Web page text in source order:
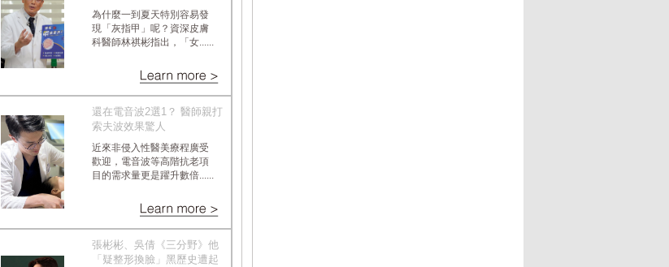
為什麼一到夏天特別容易發
現「灰指甲」呢？資深皮膚
科醫師林祺彬指出，「女......
還在電音波2選1？ 醫師親打
索夫波效果驚人
近來非侵入性醫美療程廣受
歡迎，電音波等高階抗老項
目的需求量更是躍升數倍......
張彬彬、吳倩《三分野》他
「疑整形換臉」黑歷史遭起